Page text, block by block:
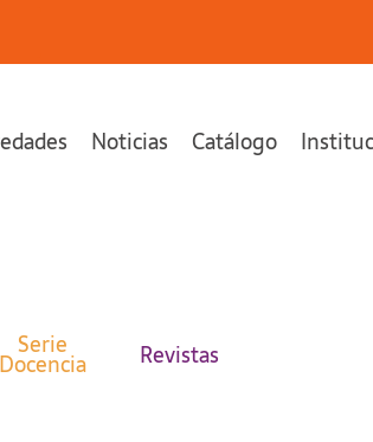
Noticias Catálogo
Serie
Docencia Revistas